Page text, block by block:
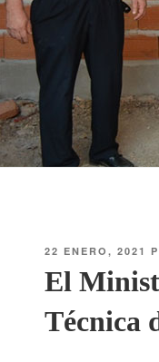
22 ENERO, 2021
El
Técnica